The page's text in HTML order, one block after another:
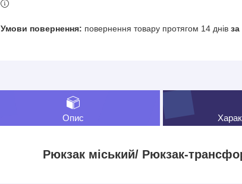
повернення товару протягом 14 днів за
Опис
Рюкзак міський/ Рюкзак-